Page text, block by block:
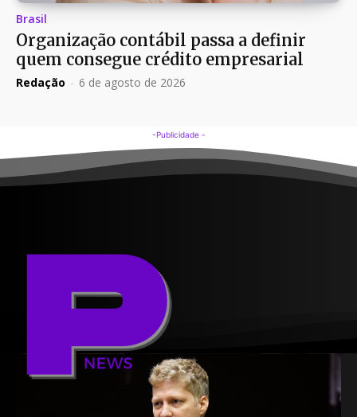
Brasil
Organização contábil passa a definir
quem consegue crédito empresarial
Redação - 6 de agosto de 2026
-Publicidade -